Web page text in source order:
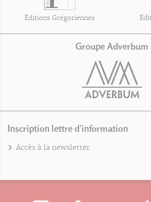
Éditions Grégoriennes
Groupe Adverbum
Inscription lettre d'information
Accès à la newsletter